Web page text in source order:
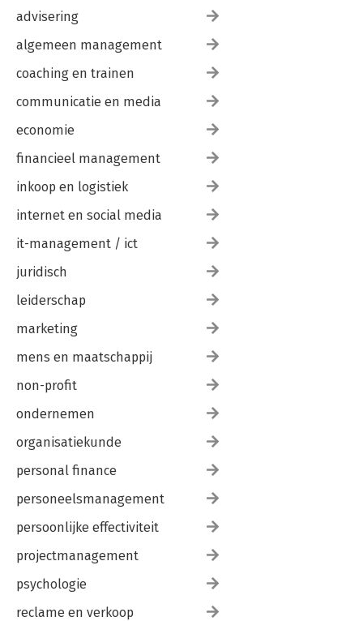
advisering
algemeen management
coaching en trainen
communicatie en media
economie
financieel management
inkoop en logistiek
internet en social media
it-management / ict
juridisch
leiderschap
marketing
mens en maatschappij
non-profit
ondernemen
organisatiekunde
personal finance
personeelsmanagement
persoonlijke effectiviteit
projectmanagement
psychologie
reclame en verkoop